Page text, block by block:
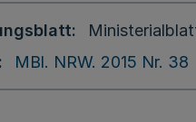
MBl. NRW. 2015 Nr. 38